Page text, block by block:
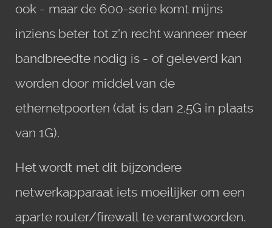
ook - maar de 600-serie komt mijns
inziens beter tot z'n recht wanneer meer
bandbreedte nodig is - of geleverd kan
worden door middel van de
ethernetpoorten (dat is dan 2.5G in plaats
van 1G).
Het wordt met dit bijzondere
netwerkapparaat iets moeilijker om een
aparte router/firewall te verantwoorden.